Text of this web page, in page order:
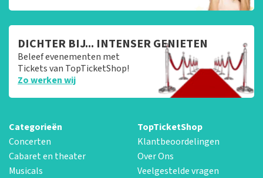
DICHTER BIJ... INTENSER GENIETEN
Beleef evenementen met
Tickets van TopTicketShop!
Zo werken wij
Categorieën
Concerten
Cabaret en theater
Musicals
TopTicketShop
Klantbeoordelingen
Over Ons
Veelgestelde vragen